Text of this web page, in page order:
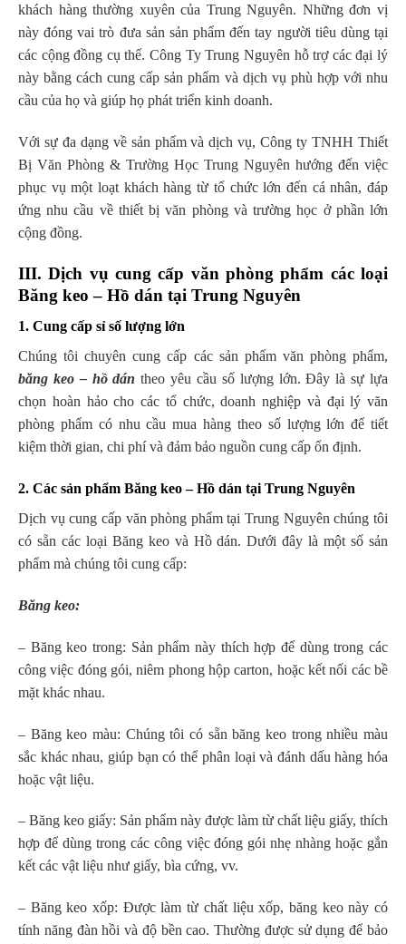
khách hàng thường xuyên của Trung Nguyên. Những đơn vị
này đóng vai trò đưa sản sản phẩm đến tay người tiêu dùng tại
các cộng đồng cụ thể. Công Ty Trung Nguyên hỗ trợ các đại lý
này bằng cách cung cấp sản phẩm và dịch vụ phù hợp với nhu
cầu của họ và giúp họ phát triển kinh doanh.
Với sự đa dạng về sản phẩm và dịch vụ, Công ty TNHH Thiết
Bị Văn Phòng & Trường Học Trung Nguyên hướng đến việc
phục vụ một loạt khách hàng từ tổ chức lớn đến cá nhân, đáp
ứng nhu cầu về thiết bị văn phòng và trường học ở phần lớn
cộng đồng.
III. Dịch vụ cung cấp văn phòng phẩm các loại
Băng keo – Hồ dán tại Trung Nguyên
1. Cung cấp sỉ số lượng lớn
Chúng tôi chuyên cung cấp các sản phẩm văn phòng phẩm,
băng keo – hồ dán theo yêu cầu số lượng lớn. Đây là sự lựa
chọn hoàn hảo cho các tổ chức, doanh nghiệp và đại lý văn
phòng phẩm có nhu cầu mua hàng theo số lượng lớn để tiết
kiệm thời gian, chi phí và đảm bảo nguồn cung cấp ổn định.
2. Các sản phẩm Băng keo – Hồ dán tại Trung Nguyên
Dịch vụ cung cấp văn phòng phẩm tại Trung Nguyên chúng tôi
có sẵn các loại Băng keo và Hồ dán. Dưới đây là một số sản
phẩm mà chúng tôi cung cấp:
Băng keo:
– Băng keo trong: Sản phẩm này thích hợp để dùng trong các
công việc đóng gói, niêm phong hộp carton, hoặc kết nối các bề
mặt khác nhau.
– Băng keo màu: Chúng tôi có sẵn băng keo trong nhiều màu
sắc khác nhau, giúp bạn có thể phân loại và đánh dấu hàng hóa
hoặc vật liệu.
– Băng keo giấy: Sản phẩm này được làm từ chất liệu giấy, thích
hợp để dùng trong các công việc đóng gói nhẹ nhàng hoặc gắn
kết các vật liệu như giấy, bìa cứng, vv.
– Băng keo xốp: Được làm từ chất liệu xốp, băng keo này có
tính năng đàn hồi và độ bền cao. Thường được sử dụng để bảo